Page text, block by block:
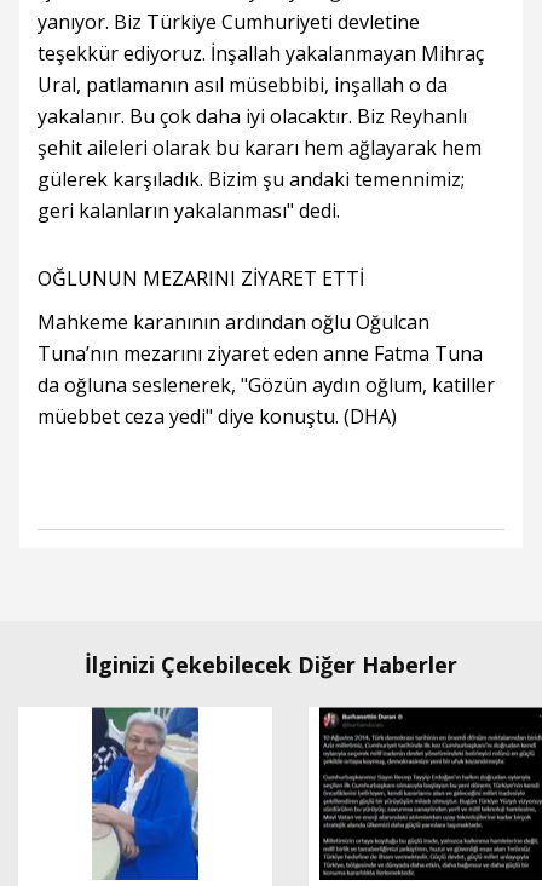
yanıyor. Biz Türkiye Cumhuriyeti devletine
teşekkür ediyoruz. İnşallah yakalanmayan Mihraç
Ural, patlamanın asıl müsebbibi, inşallah o da
yakalanır. Bu çok daha iyi olacaktır. Biz Reyhanlı
şehit aileleri olarak bu kararı hem ağlayarak hem
gülerek karşıladık. Bizim şu andaki temennimiz;
geri kalanların yakalanması" dedi.
OĞLUNUN MEZARINI ZİYARET ETTİ
Mahkeme karanının ardından oğlu Oğulcan
Tuna’nın mezarını ziyaret eden anne Fatma Tuna
da oğluna seslenerek, "Gözün aydın oğlum, katiller
müebbet ceza yedi" diye konuştu. (DHA)
İlginizi Çekebilecek Diğer Haberler